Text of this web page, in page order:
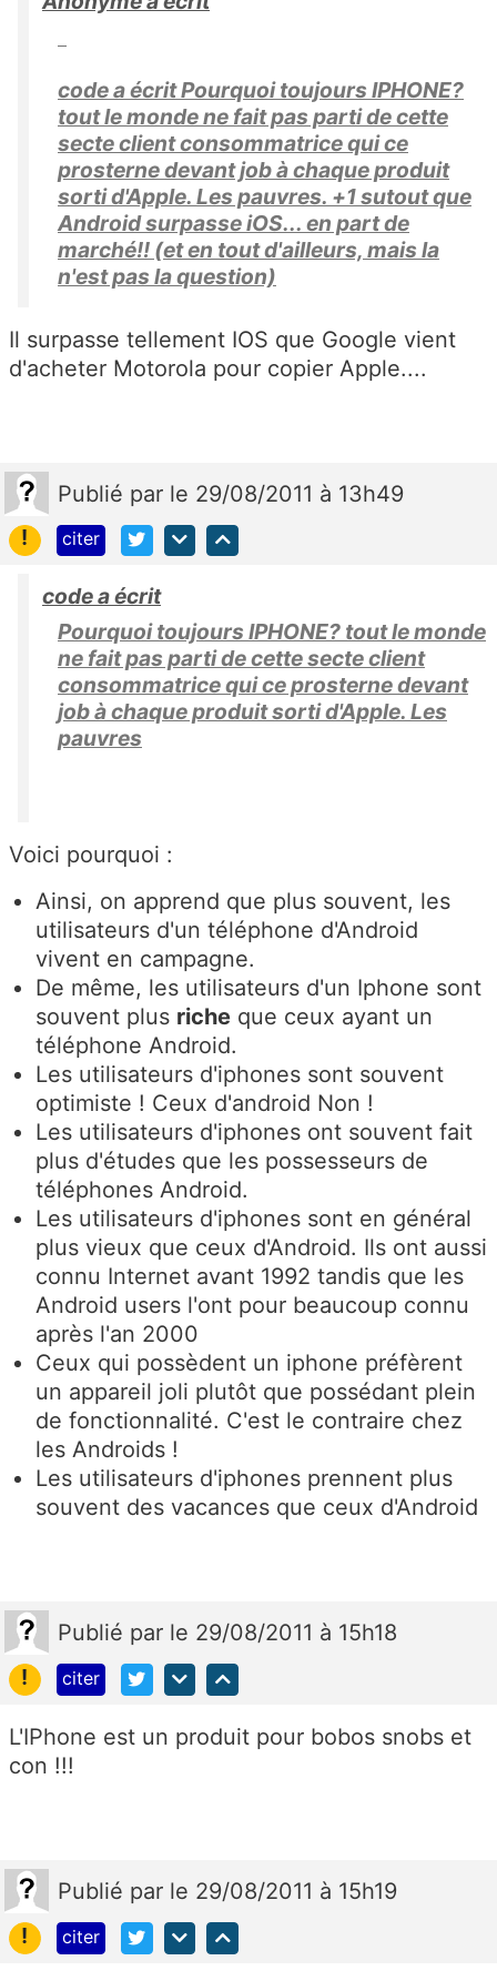
code a écrit Pourquoi toujours IPHONE?
tout le monde ne fait pas parti de cette
secte client consommatrice qui ce
prosterne devant job à chaque produit
sorti d'Apple. Les pauvres. +1 sutout que
Android surpasse iOS... en part de
marché!! (et en tout d'ailleurs, mais la
n'est pas la question)
Il surpasse tellement IOS que Google vient
d'acheter Motorola pour copier Apple....
Publié par le 29/08/2011 à 13h49
!
citer
code a écrit
Pourquoi toujours IPHONE? tout le monde
ne fait pas parti de cette secte client
consommatrice qui ce prosterne devant
job à chaque produit sorti d'Apple. Les
pauvres
Voici pourquoi :
Ainsi, on apprend que plus souvent, les
utilisateurs d'un téléphone d'Android
vivent en campagne.
De même, les utilisateurs d'un Iphone sont
souvent plus riche que ceux ayant un
téléphone Android.
Les utilisateurs d'iphones sont souvent
optimiste ! Ceux d'android Non !
Les utilisateurs d'iphones ont souvent fait
plus d'études que les possesseurs de
téléphones Android.
Les utilisateurs d'iphones sont en général
plus vieux que ceux d'Android. Ils ont aussi
connu Internet avant 1992 tandis que les
Android users l'ont pour beaucoup connu
après l'an 2000
Ceux qui possèdent un iphone préfèrent
un appareil joli plutôt que possédant plein
de fonctionnalité. C'est le contraire chez
les Androids !
Les utilisateurs d'iphones prennent plus
souvent des vacances que ceux d'Android
Publié par le 29/08/2011 à 15h18
!
citer
L'IPhone est un produit pour bobos snobs et
con !!!
Publié par le 29/08/2011 à 15h19
!
citer